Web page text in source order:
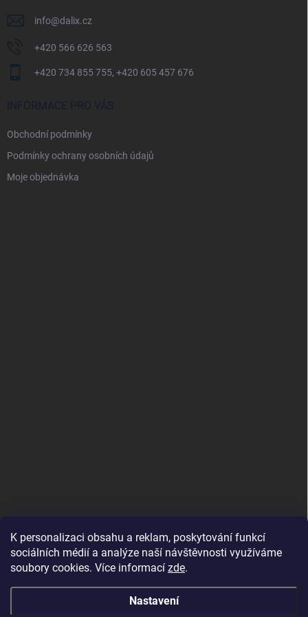
K personalizaci obsahu a reklam, poskytování funkcí
sociálních médií a analýze naší návštěvnosti využíváme
soubory cookies. Více informací zde.
Nastavení
info@dalix.cz
+420 566 626 563
+420 734 855 755, +420 605 457 676
INFORMACE PRO VÁS
Obchodní podmínky
Podmínky ochrany osobních údajů
Moje objednávka